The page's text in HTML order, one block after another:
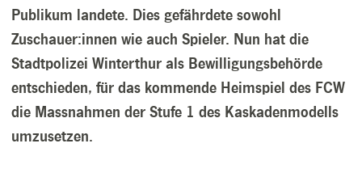
Publikum landete. Dies gefährdete sowohl
Zuschauer:innen wie auch Spieler. Nun hat die
Stadtpolizei Winterthur als Bewilligungsbehörde
entschieden, für das kommende Heimspiel des FCW
die Massnahmen der Stufe 1 des Kaskadenmodells
umzusetzen.